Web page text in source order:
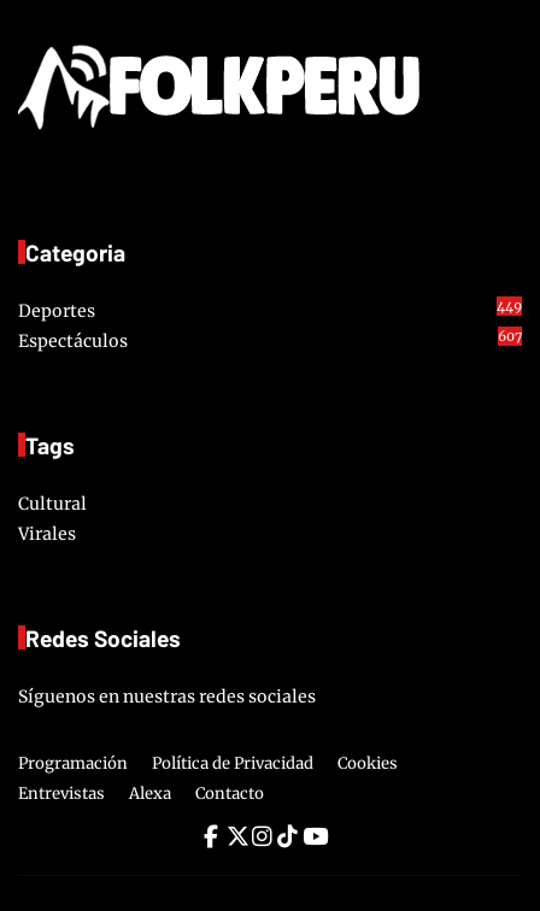
Categoria
Deportes 449
Espectáculos 607
Tags
Cultural
Virales
Redes Sociales
Síguenos en nuestras redes sociales
Programación Política de Privacidad
Cookies
Entrevistas
Alexa Contacto